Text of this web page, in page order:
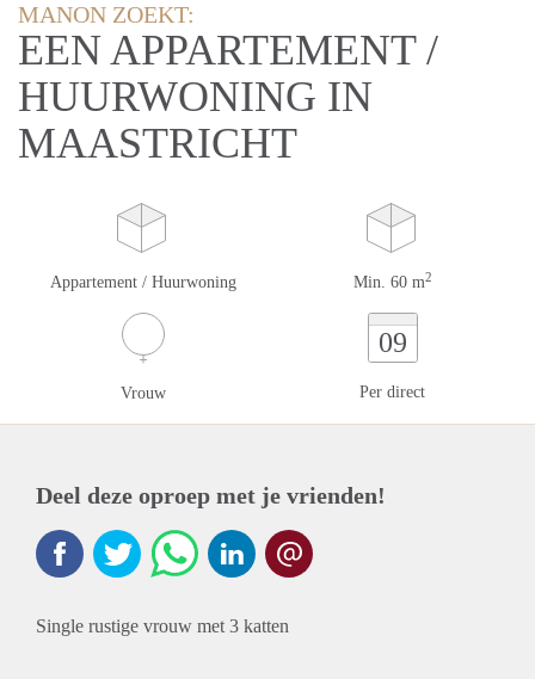
MANON ZOEKT:
EEN APPARTEMENT /
HUURWONING IN
MAASTRICHT
Appartement / Huurwoning Min. 60 m2
Vrouw
09
Per direct
Deel deze oproep met je vrienden!
Single rustige vrouw met 3 katten